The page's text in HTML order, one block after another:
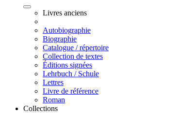
Livres anciens
Autobiographie
Biographie
Catalogue / répertoire
Collection de textes
Éditions signées
Lehrbuch / Schule
Lettres
Livre de référence
Roman
Collections